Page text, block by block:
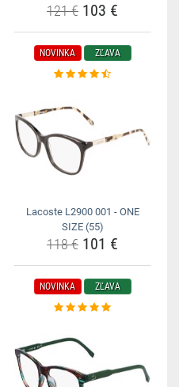
121 € 103 €
NOVINKA ZĽAVA
Lacoste L2900 001 - ONE
SIZE (55)
118 € 101 €
NOVINKA ZĽAVA